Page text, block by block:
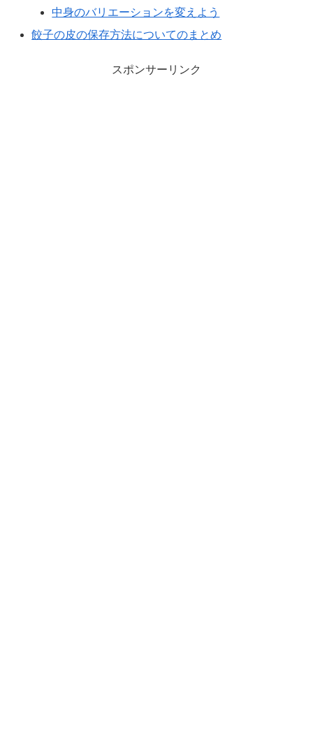
中身のバリエーションを変えよう
餃子の皮の保存方法についてのまとめ
スポンサーリンク